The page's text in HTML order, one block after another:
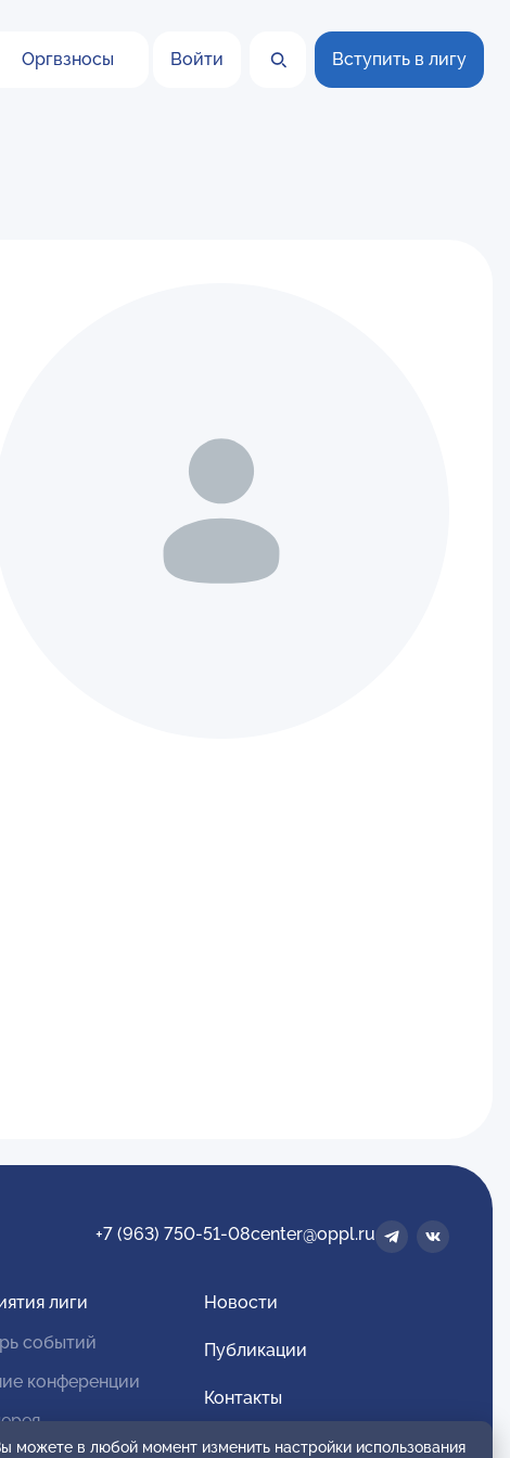
Оргвзносы Войти Вступить в лигу
+7 (963) 750-51-08center@oppl.ru
лиги
событий
конференции
Новости
Публикации
Контакты
Для спонсоров и партнеров
можете в любой момент изменить настройки использования